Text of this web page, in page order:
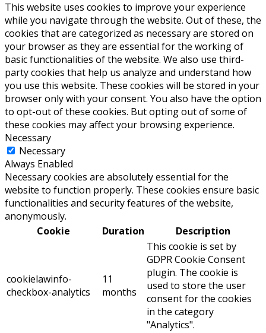
This website uses cookies to improve your experience
while you navigate through the website. Out of these, the
cookies that are categorized as necessary are stored on
your browser as they are essential for the working of
basic functionalities of the website. We also use third-
party cookies that help us analyze and understand how
you use this website. These cookies will be stored in your
browser only with your consent. You also have the option
to opt-out of these cookies. But opting out of some of
these cookies may affect your browsing experience.
Necessary
Necessary
Always Enabled
Necessary cookies are absolutely essential for the
website to function properly. These cookies ensure basic
functionalities and security features of the website,
anonymously.
Cookie
Duration Description
cookielawinfo-
checkbox-analytics
11
months
This cookie is set by
GDPR Cookie Consent
plugin. The cookie is
used to store the user
consent for the cookies
in the category
"Analytics".